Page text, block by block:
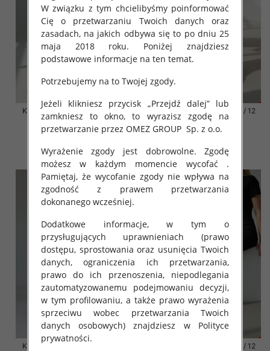
Klapki damskie Roz 36-42 / 12
par
szczegóły
Klapki damskie Roz 36-42 / 12
par
41.00 zł
szczegóły
Klapki damskie Roz 36-42 / 12
Klapki damskie Roz 36-42 / 12
W związku z tym chcielibyśmy poinformować
Cię o przetwarzaniu Twoich danych oraz
zasadach, na jakich odbywa się to po dniu 25
maja 2018 roku. Poniżej znajdziesz
podstawowe informacje na ten temat.
Potrzebujemy na to Twojej zgody.
Jeżeli klikniesz przycisk „Przejdź dalej” lub
zamkniesz to okno, to wyrazisz zgodę na
przetwarzanie przez OMEZ GROUP Sp. z o.o.
Wyrażenie zgody jest dobrowolne. Zgodę
możesz w każdym momencie wycofać .
Pamiętaj, że wycofanie zgody nie wpływa na
zgodność z prawem przetwarzania
dokonanego wcześniej.
Dodatkowe informacje, w tym o
przysługujących uprawnieniach (prawo
dostępu, sprostowania oraz usunięcia Twoich
danych, ograniczenia ich przetwarzania,
prawo do ich przenoszenia, niepodlegania
zautomatyzowanemu podejmowaniu decyzji,
w tym profilowaniu, a także prawo wyrażenia
sprzeciwu wobec przetwarzania Twoich
danych osobowych) znajdziesz w Polityce
prywatności.